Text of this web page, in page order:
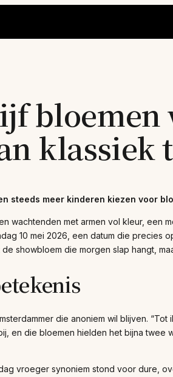
klassiek
steeds meer kinderen kiezen voor
wachtenden met armen vol kleur, een
10 mei 2026, een datum die
showbloem die morgen slap hangt,
die anoniem wil blijven.
en die bloemen hielden het bijna twee
vroeger synoniem stond voor dure,